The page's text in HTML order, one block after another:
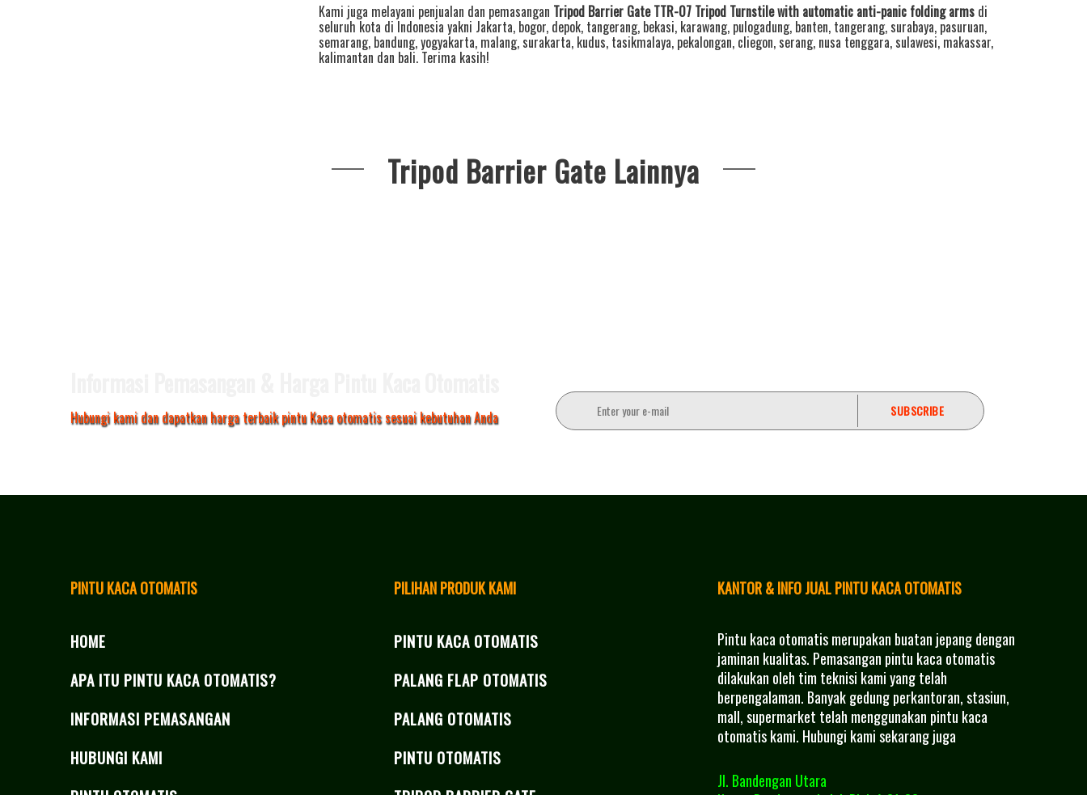
Kami juga melayani penjualan dan pemasangan Tripod Barrier Gate TTR-07 Tripod Turnstile with automatic anti-panic folding armsdi
seluruh kota di Indonesia yakni Jakarta, bogor, depok, tangerang, bekasi, karawang, pulogadung, banten, tangerang, surabaya, pasuruan,
semarang, bandung,yogyakarta, malang, surakarta, kudus, tasikmalaya, pekalongan, cliegon, serang, nusa tenggara, sulawesi, makassar,
kalimantan dan bali. Terima kasih!
Tripod Barrier Gate Lainnya
Hubungi kami dan dapatkan harga terbaik pintu Kaca otomatis sesuai kebutuhan Anda
PINTU KACA OTOMATIS
HOME
APA ITU PINTU KACA OTOMATIS?
INFORMASI PEMASANGAN
HUBUNGI KAMI
PILIHAN PRODUK KAMI
PINTU KACA OTOMATIS
PALANG FLAP OTOMATIS
PALANG OTOMATIS
PINTU OTOMATIS
KANTOR & INFO JUAL PINTU KACA OTOMATIS
Pintu kaca otomatis merupakan buatan jepang dengan
jaminan kualitas. Pemasangan pintu kaca otomatis
dilakukan oleh tim teknisi kami yang telah
berpengalaman. Banyak gedung perkantoran, stasiun,
mall, supermarket telah menggunakan pintu kaca
otomatis kami. Hubungi kami sekarang juga
Jl. Bandengan Utara